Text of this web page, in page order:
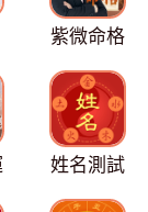
紫微命格
姓名測試